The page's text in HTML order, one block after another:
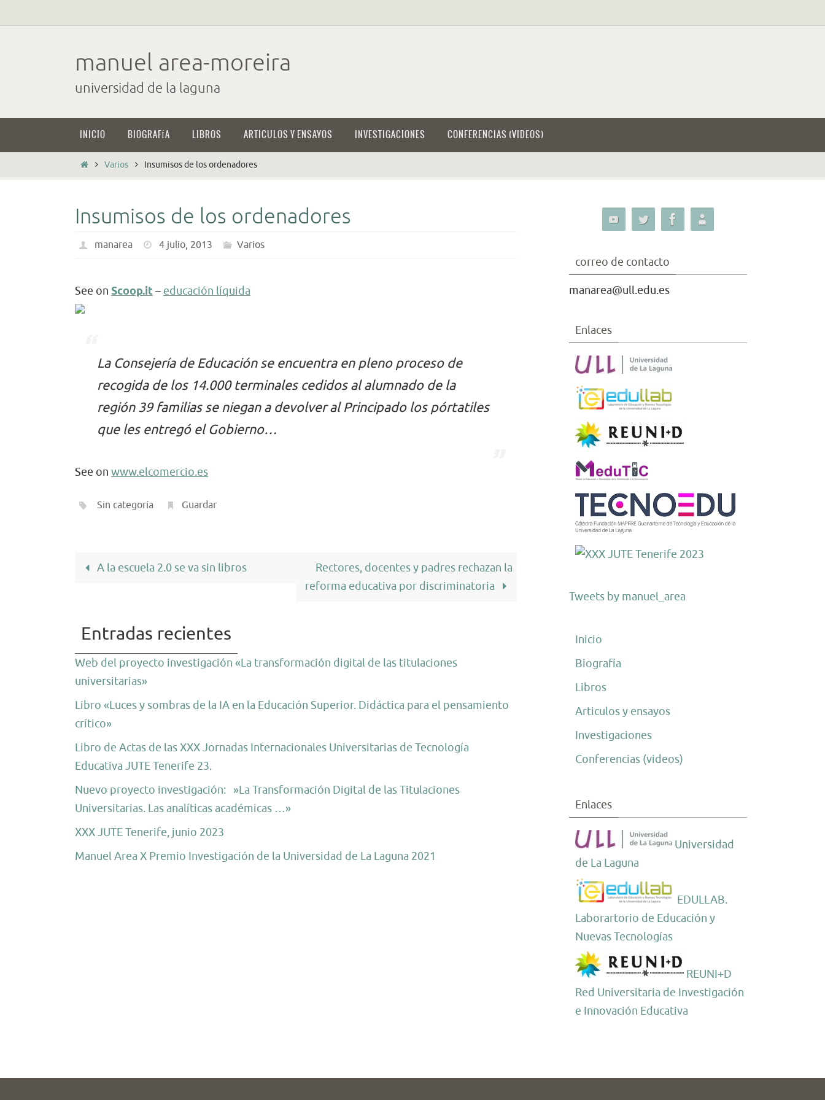
al
manuel area-moreira
universidad de la laguna
contenido
INICIO BIOGRAFÍA LIBROS ARTICULOS Y ENSAYOS INVESTIGACIONES CONFERENCIAS (VIDEOS)
InicioVarios Insumisos de los ordenadores
Insumisos de los ordenadores
manarea 4 julio, 2013 Varios
See on Scoop.it– educación líquida
La Consejería de Educación se encuentra en pleno proceso de
recogida de los 14.000 terminales cedidos al alumnado de la
región 39 familias se niegan a devolver al Principado los pórtatiles
que les entregó el Gobierno…
See on www.elcomercio.es
Sin categoría. Guardar.
A la escuela 2.0 se va sin libros
Rectores, docentes y padres rechazan la
reforma educativa por discriminatoria
Entradas recientes
Web del proyecto investigación «La transformación digital de las titulaciones
universitarias»
Libro «Luces y sombras de la IA en la Educación Superior. Didáctica para el pensamiento
crítico»
Libro de Actas de las XXX Jornadas Internacionales Universitarias de Tecnología
Educativa JUTE Tenerife 23.
Nuevo proyecto investigación: »La Transformación Digital de las Titulaciones
Universitarias. Las analíticas académicas …»
XXX JUTE Tenerife, junio 2023
Manuel Area X Premio Investigación de la Universidad de La Laguna 2021
correo de contacto
manarea@ull.edu.es
Enlaces
Tweets by manuel_area
Inicio
Biografía
Libros
Articulos y ensayos
Investigaciones
Conferencias (videos)
Enlaces
Universidad
de La Laguna
EDULLAB.
Laborartorio de Educación y
Nuevas Tecnologías
REUNI+D
Red Universitaria de Investigación
e Innovación Educativa